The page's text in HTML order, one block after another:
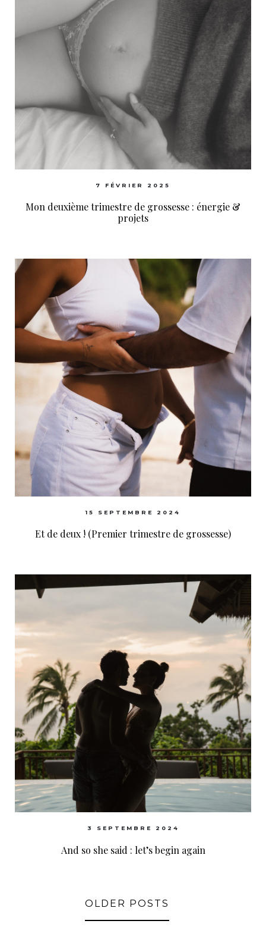
7 FÉVRIER 2025
Mon deuxième trimestre de grossesse : énergie &
projets
15 SEPTEMBRE 2024
Et de deux ! (Premier trimestre de grossesse)
3 SEPTEMBRE 2024
And so she said : let’s begin again
OLDER POSTS